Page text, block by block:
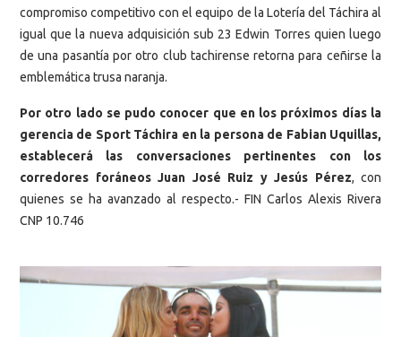
compromiso competitivo con el equipo de la Lotería del Táchira al
igual que la nueva adquisición sub 23 Edwin Torres quien luego
de una pasantía por otro club tachirense retorna para ceñirse la
emblemática trusa naranja.
Por otro lado se pudo conocer que en los próximos días la
gerencia de Sport Táchira en la persona de Fabian Uquillas,
establecerá las conversaciones pertinentes con los
corredores foráneos Juan José Ruiz y Jesús Pérez, con
quienes se ha avanzado al respecto.- FIN Carlos Alexis Rivera
CNP 10.746